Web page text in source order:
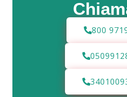
800